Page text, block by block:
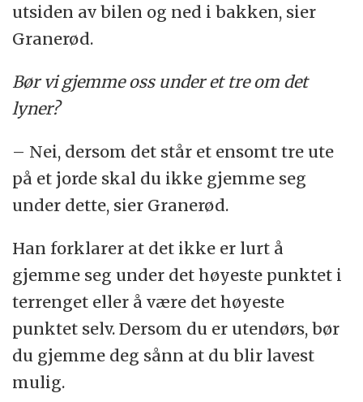
utsiden av bilen og ned i bakken, sier
Granerød.
Bør vi gjemme oss under et tre om det
lyner?
– Nei, dersom det står et ensomt tre ute
på et jorde skal du ikke gjemme seg
under dette, sier Granerød.
Han forklarer at det ikke er lurt å
gjemme seg under det høyeste punktet i
terrenget eller å være det høyeste
punktet selv. Dersom du er utendørs, bør
du gjemme deg sånn at du blir lavest
mulig.